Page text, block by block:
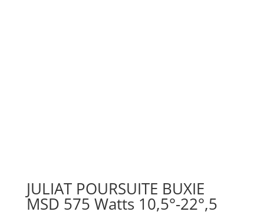
JULIAT POURSUITE BUXIE
MSD 575 Watts 10,5°-22°,5